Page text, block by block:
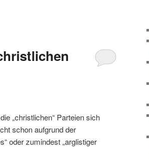
„christlichen“ Parteien sich
schon aufgrund der
oder zumindest „arglistiger